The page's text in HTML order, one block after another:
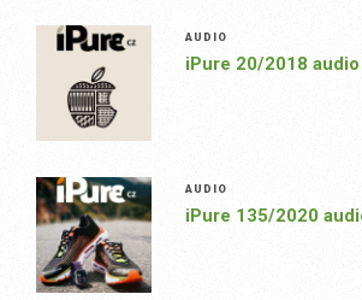
AUDIO
iPure 20/2018
AUDIO
iPure 135/2020